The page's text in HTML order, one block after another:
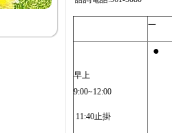
一
早上
9:00~12:00
11:40止掛
●